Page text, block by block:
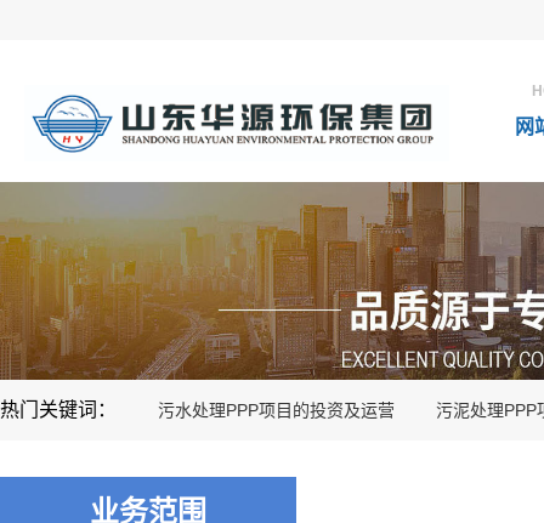
网
热门关键词： 污水处理PPP项目的投资及运营 污泥处理PPP
业务范围